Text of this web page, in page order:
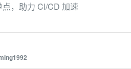
，助力 CI/CD 加速